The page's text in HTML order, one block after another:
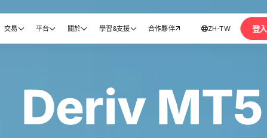
交易  平台 關於 學習&支援 合作夥伴 ZH-TW 登入
開設帳戶
Deriv MT5